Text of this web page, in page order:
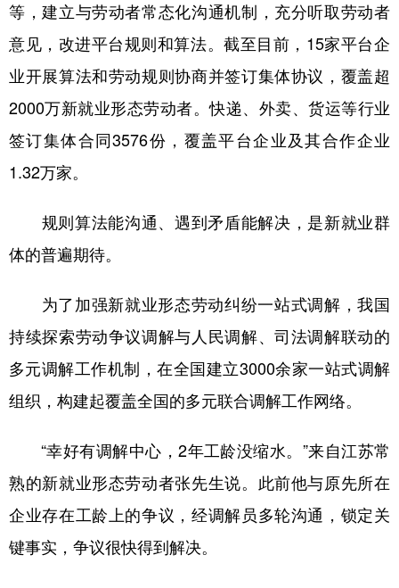
等，建立与劳动者常态化沟通机制，充分听取劳动者
意见，改进平台规则和算法。截至目前，15家平台企
业开展算法和劳动规则协商并签订集体协议，覆盖超
2000万新就业形态劳动者。快递、外卖、货运等行业
签订集体合同3576份，覆盖平台企业及其合作企业
1.32万家。
规则算法能沟通、遇到矛盾能解决，是新就业群
体的普遍期待。
为了加强新就业形态劳动纠纷一站式调解，我国
持续探索劳动争议调解与人民调解、司法调解联动的
多元调解工作机制，在全国建立3000余家一站式调解
组织，构建起覆盖全国的多元联合调解工作网络。
“幸好有调解中心，2年工龄没缩水。”来自江苏常
熟的新就业形态劳动者张先生说。此前他与原先所在
企业存在工龄上的争议，经调解员多轮沟通，锁定关
键事实，争议很快得到解决。